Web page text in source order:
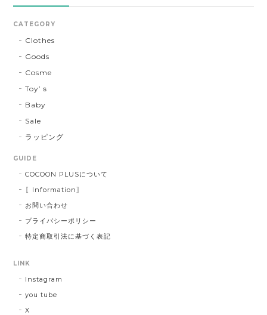
CATEGORY
Clothes
Goods
Cosme
Toy’ｓ
Baby
Sale
ラッピング
GUIDE
COCOON PLUSについて
〖Information〗
お問い合わせ
プライバシーポリシー
特定商取引法に基づく表記
LINK
Instagram
you tube
X